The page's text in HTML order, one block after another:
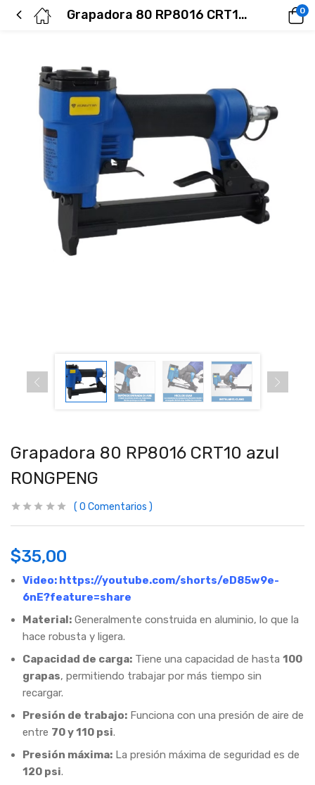
Grapadora 80 RP8016 CRT10 azul RONGPENG 0
Grapadora 80 RP8016 CRT10 azul
RONGPENG
0 Comentarios
$35,00
Video: https://youtube.com/shorts/eD85w9e-
6nE?feature=share
Material: Generalmente construida en aluminio, lo que la
hace robusta y ligera.
Capacidad de carga: Tiene una capacidad de hasta 100
grapas, permitiendo trabajar por más tiempo sin
recargar.
Presión de trabajo: Funciona con una presión de aire de
entre 70 y 110 psi.
Presión máxima: La presión máxima de seguridad es de
120 psi.